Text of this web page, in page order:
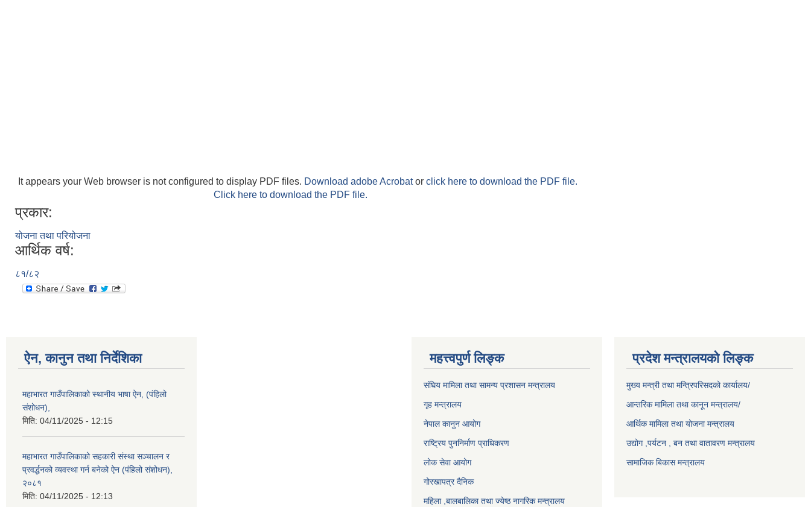
It appears your Web browser is not configured to display PDF files. Download adobe Acrobator click here to download the PDF file.
Click here to download the PDF file.
प्रकार:
योजना तथा परियोजना
आर्थिक वर्ष:
८१/८२
ऐन, कानुन तथा निर्देशिका
महाभारत गाउँपालिकाको स्थानीय भाषा ऐन, (पंहिलो
संशोधन),
मिति: 04/11/2025 - 12:15
महाभारत गाउँपालिकाको सहकारी संस्था सञ्चालन र
प्रवर्द्धनको व्यवस्था गर्न बनेको ऐन (पंहिलो संशोधन),
२०८१
मिति: 04/11/2025 - 12:13
महत्त्वपुर्ण लिङ्क
संघिय मामिला तथा सामन्य प्रशासन मन्त्रालय
गृह मन्त्रालय
नेपाल कानुन आयोग
राष्ट्रिय पुननिर्माण प्राधिकरण
लोक सेवा आयोग
गोरखापत्र दैनिक
महिला ,बालबालिका तथा ज्येष्ठ नागरिक मन्त्रालय
प्रदेश मन्त्रालयको लिङ्क
मुख्य मन्त्री तथा मन्त्रिपरिसदको कार्यालय/
आन्तरिक मामिला तथा कानून मन्त्रालय/
आर्थिक मामिला तथा योजना मन्त्रालय
उद्योग ,पर्यटन , बन तथा वातावरण मन्त्रालय
सामाजिक बिकास मन्त्रालय